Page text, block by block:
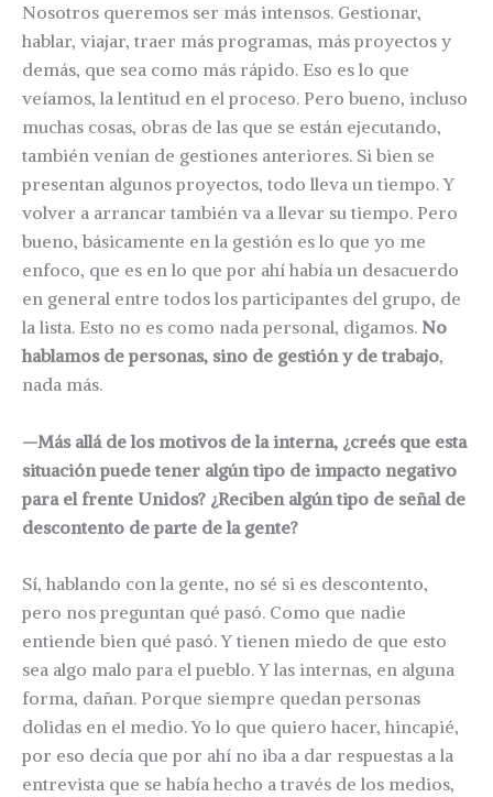
Nosotros queremos ser más intensos. Gestionar,
hablar, viajar, traer más programas, más proyectos y
demás, que sea como más rápido. Eso es lo que
veíamos, la lentitud en el proceso. Pero bueno, incluso
muchas cosas, obras de las que se están ejecutando,
también venían de gestiones anteriores. Si bien se
presentan algunos proyectos, todo lleva un tiempo. Y
volver a arrancar también va a llevar su tiempo. Pero
bueno, básicamente en la gestión es lo que yo me
enfoco, que es en lo que por ahí había un desacuerdo
en general entre todos los participantes del grupo, de
la lista. Esto no es como nada personal, digamos. No
hablamos de personas, sino de gestión y de trabajo,
nada más.
—Más allá de los motivos de la interna, ¿creés que esta
situación puede tener algún tipo de impacto negativo
para el frente Unidos? ¿Reciben algún tipo de señal de
descontento de parte de la gente?
Sí, hablando con la gente, no sé si es descontento,
pero nos preguntan qué pasó. Como que nadie
entiende bien qué pasó. Y tienen miedo de que esto
sea algo malo para el pueblo. Y las internas, en alguna
forma, dañan. Porque siempre quedan personas
dolidas en el medio. Yo lo que quiero hacer, hincapié,
por eso decía que por ahí no iba a dar respuestas a la
entrevista que se había hecho a través de los medios,